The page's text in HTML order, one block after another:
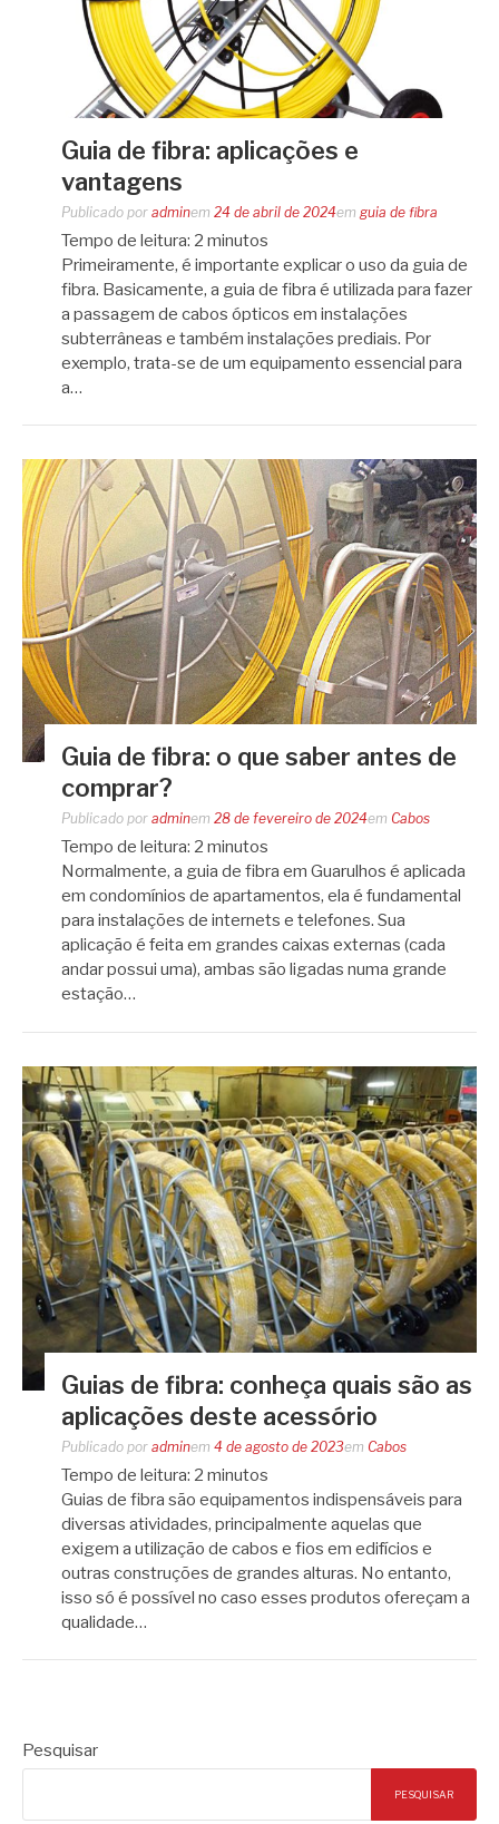
Guia de fibra: aplicações e
vantagens
Publicado por adminem 24 de abril de 2024em guia de fibra
Tempo de leitura: 2 minutos
Primeiramente, é importante explicar o uso da guia de
fibra. Basicamente, a guia de fibra é utilizada para fazer
a passagem de cabos ópticos em instalações
subterrâneas e também instalações prediais. Por
exemplo, trata-se de um equipamento essencial para
a…
Guia de fibra: o que saber antes de
comprar?
Publicado por adminem 28 de fevereiro de 2024em Cabos
Tempo de leitura: 2 minutos
Normalmente, a guia de fibra em Guarulhos é aplicada
em condomínios de apartamentos, ela é fundamental
para instalações de internets e telefones. Sua
aplicação é feita em grandes caixas externas (cada
andar possui uma), ambas são ligadas numa grande
estação…
Guias de fibra: conheça quais são as
aplicações deste acessório
Publicado por adminem 4 de agosto de 2023em Cabos
Tempo de leitura: 2 minutos
Guias de fibra são equipamentos indispensáveis para
diversas atividades, principalmente aquelas que
exigem a utilização de cabos e fios em edifícios e
outras construções de grandes alturas. No entanto,
isso só é possível no caso esses produtos ofereçam a
qualidade…
Pesquisar
PESQUISAR